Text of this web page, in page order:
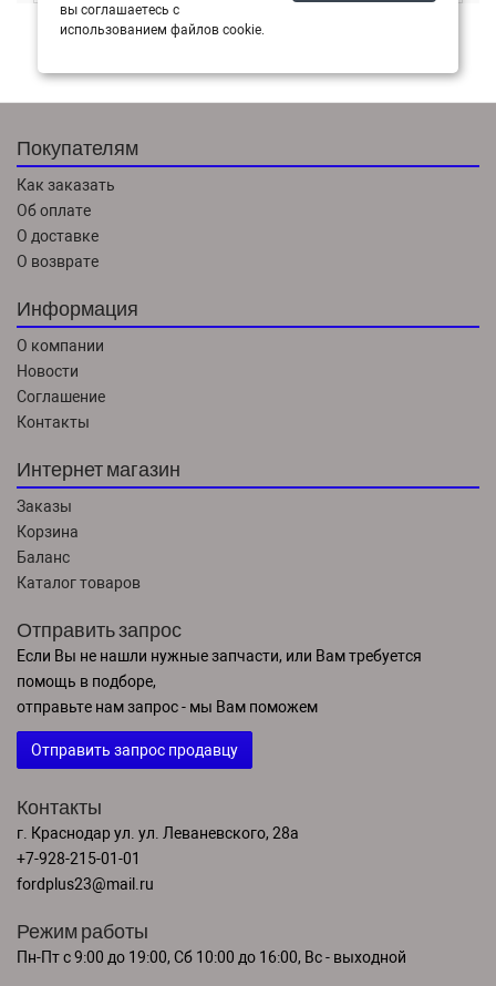
Покупателям
Как заказать
Об оплате
О доставке
О возврате
Информация
О компании
Новости
Соглашение
Контакты
Интернет магазин
Заказы
Корзина
Баланс
Каталог товаров
Отправить запрос
Если Вы не нашли нужные запчасти, или Вам требуется
помощь в подборе,
отправьте нам запрос - мы Вам поможем
Отправить запрос продавцу
Контакты
г. Краснодар ул. ул. Леваневского, 28а
+7-928-215-01-01
fordplus23@mail.ru
Режим работы
Пн-Пт с 9:00 до 19:00, Сб 10:00 до 16:00, Вс - выходной
вы соглашаетесь с
использованием файлов cookie.